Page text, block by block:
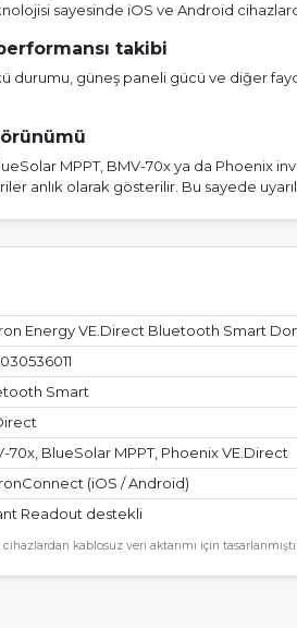
sayesinde iOS ve Android
takibi
durumu, güneş paneli gücü ve diğer
MPPT, BMV-70x ya da Phoenix
anlık olarak gösterilir. Bu sayede
Energy VE.Direct Bluetooth Smart
Smart
70x, BlueSolar MPPT, Phoenix VE.Direct
(iOS / Android)
Readout destekli
kablosuz veri aktarımı için